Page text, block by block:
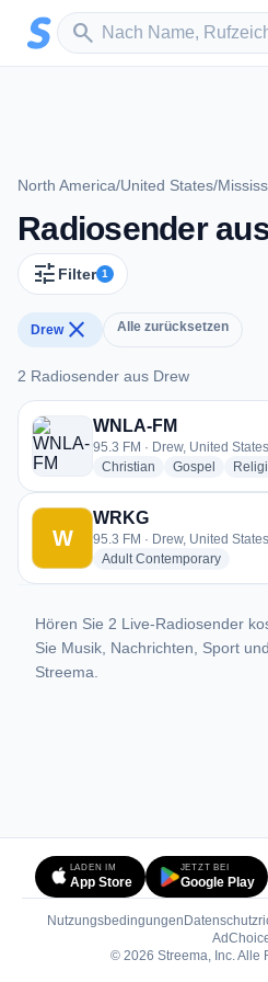
Zum Hauptinhalt springen
search
Sender suchen
North America/United States/
Radiosender
tune Filter 1
Drewclose Alle zurücksetzen
2 Radiosender aus Drew
2 Radiosender aus Drew
WNLA-FM
95.3 FM · Drew, United States
Christian radio stations
Gospel radio
W
WRKG
95.3 FM · Drew, United States
Adult Contemporaryradio
Hören Sie 2 Live-Radiosender
Sie Musik, Nachrichten, Sport
Streema.
LADEN IM
App Store
JETZT BEI
Google Play
Nutzungsbedingungen
© 2026 Streema, Inc. Alle